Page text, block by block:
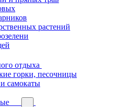
растений
отдыха
горки, песочницы
самокаты